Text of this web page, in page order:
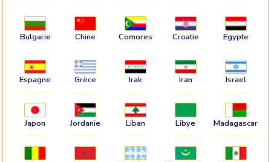
Bulgarie Chine Comores Croatie Egypte
Espagne Grèce Irak Iran Israel
Japon Jordanie Liban Libye Madagascar